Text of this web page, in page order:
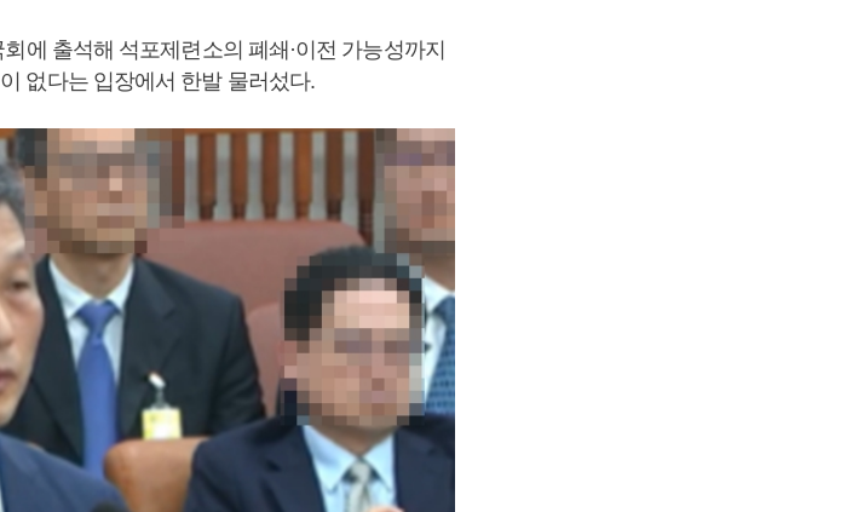
에 출석해 석포제련소의 폐쇄·이전 가능성까지
없다는 입장에서 한발 물러섰다.